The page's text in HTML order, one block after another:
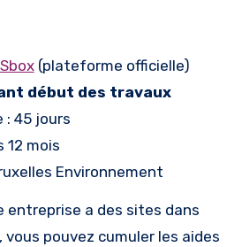
(plateforme officielle)
début des travaux
: 45 jours
12 mois
Environnement
entreprise a des sites dans
, vous pouvez cumuler les aides